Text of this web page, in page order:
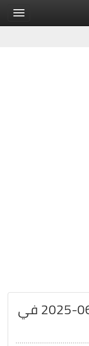
Toggle
سعر الذهب بتاريخ 28-06-2025 في